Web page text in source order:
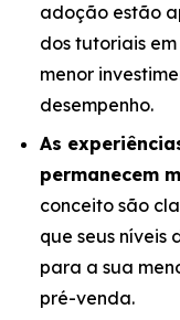
adoção estão
dos tutoriais
menor
desempenho.
As
permanecem
conceito são
que seus
para a sua
pré-venda.